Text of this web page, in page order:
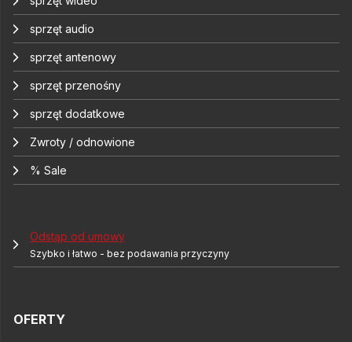
sprzęt audio
sprzęt antenowy
sprzęt przenośny
sprzęt dodatkowe
Zwroty / odnowione
% Sale
Odstąp od umowy
Szybko i łatwo - bez podawania przyczyny
OFERTY